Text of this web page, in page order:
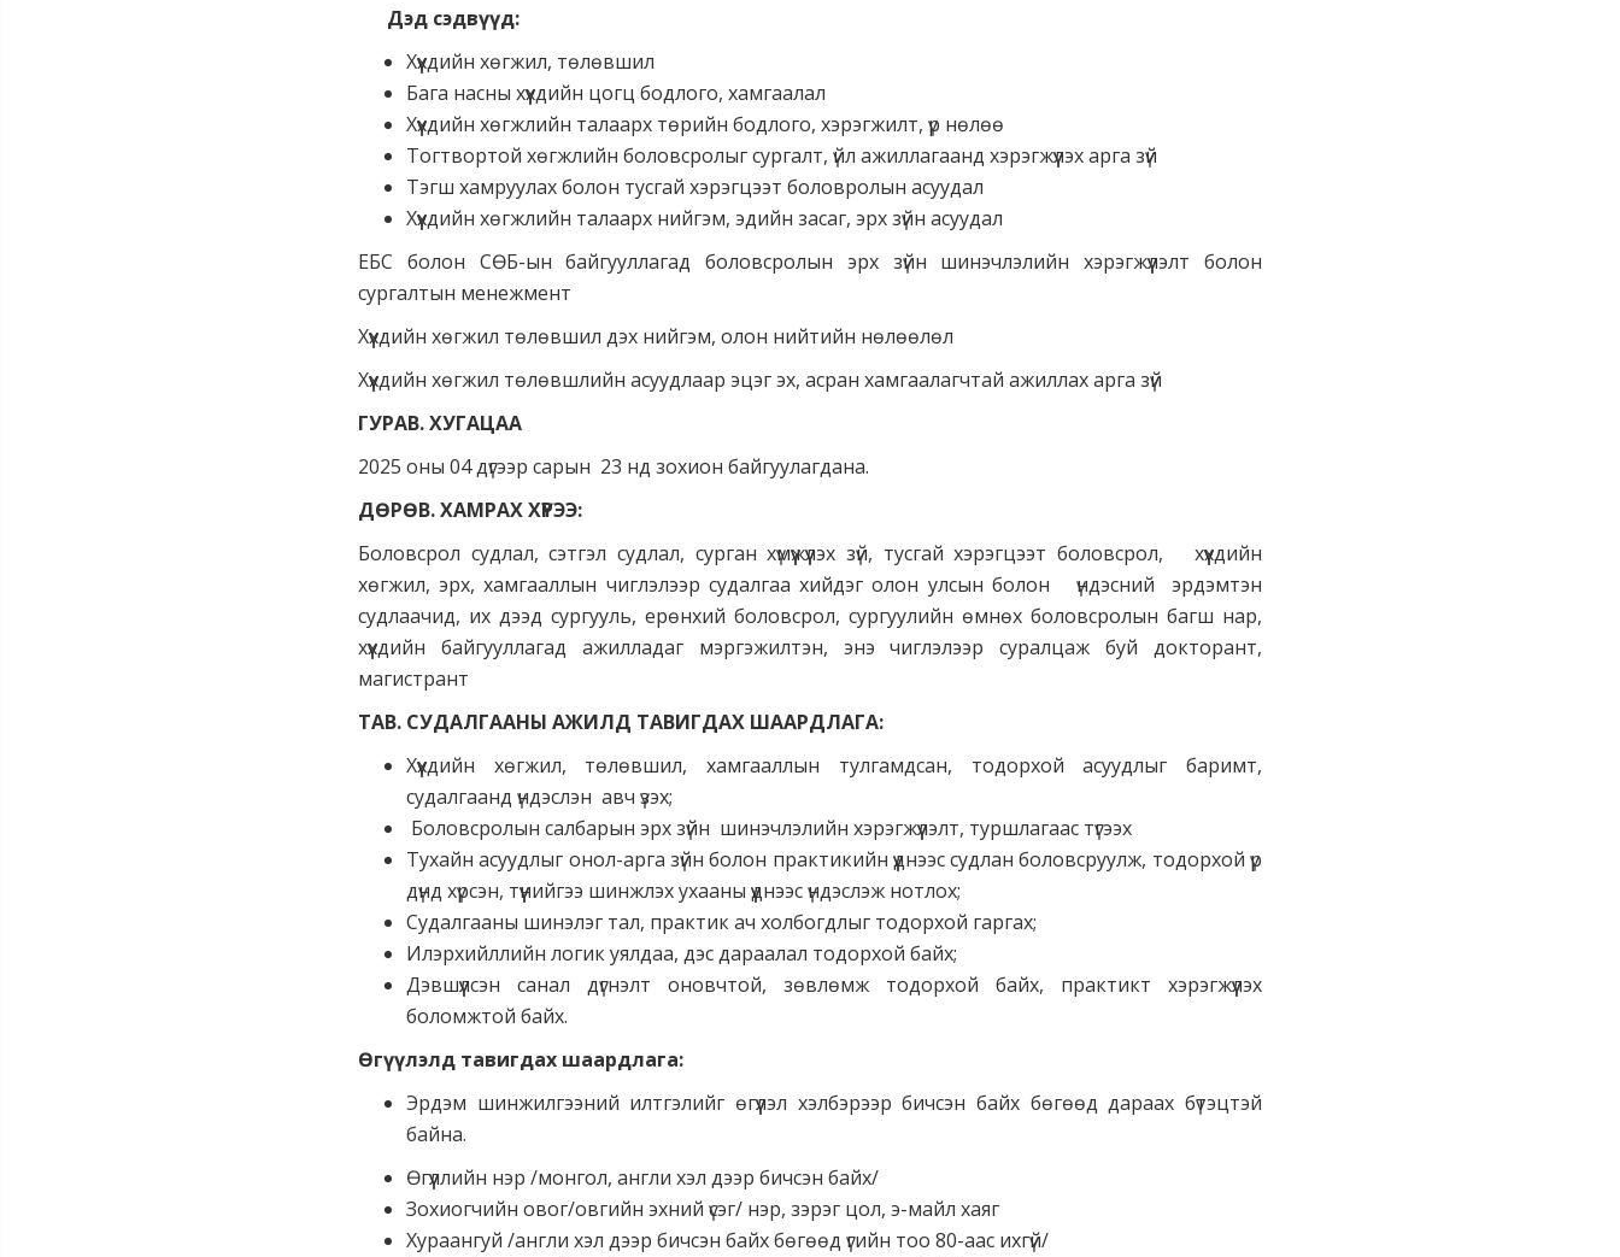
Дэд сэдвүүд:
Хүүхдийн хөгжил, төлөвшил
Бага насны хүүхдийн цогц бодлого, хамгаалал
Хүүхдийн хөгжлийн талаарх төрийн бодлого, хэрэгжилт, үр нөлөө
Тогтвортой хөгжлийн боловсролыг сургалт, үйл ажиллагаанд хэрэгжүүлэх арга зүй
Тэгш хамруулах болон тусгай хэрэгцээт боловролын асуудал
Хүүхдийн хөгжлийн талаарх нийгэм, эдийн засаг, эрх зүйн асуудал
ЕБС болон СӨБ-ын байгууллагад боловсролын эрх зүйн шинэчлэлийн хэрэгжүүлэлт болон
сургалтын менежмент
Хүүхдийн хөгжил төлөвшил дэх нийгэм, олон нийтийн нөлөөлөл
Хүүхдийн хөгжил төлөвшлийн асуудлаар эцэг эх, асран хамгаалагчтай ажиллах арга зүй
ГУРАВ. ХУГАЦАА
2025 оны 04 дүгээр сарын 23 нд зохион байгуулагдана.
ДӨРӨВ. ХАМРАХ ХҮРЭЭ:
Боловсрол судлал, сэтгэл судлал, сурган хүмүүжүүлэх зүй, тусгай хэрэгцээт боловсрол, хүүхдийн
хөгжил, эрх, хамгааллын чиглэлээр судалгаа хийдэг олон улсын болон үндэсний эрдэмтэн
судлаачид, их дээд сургууль, ерөнхий боловсрол, сургуулийн өмнөх боловсролын багш нар,
хүүхдийн байгууллагад ажилладаг мэргэжилтэн, энэ чиглэлээр суралцаж буй докторант,
магистрант
ТАВ. СУДАЛГААНЫ АЖИЛД ТАВИГДАХ ШААРДЛАГА:
Хүүхдийн хөгжил, төлөвшил, хамгааллын тулгамдсан, тодорхой асуудлыг баримт,
судалгаанд үндэслэн авч үзэх;
Боловсролын салбарын эрх зүйн шинэчлэлийн хэрэгжүүлэлт, туршлагаас түгээх
Тухайн асуудлыг онол-арга зүйн болон практикийн үүднээс судлан боловсруулж, тодорхой үр
дүнд хүрсэн, түүнийгээ шинжлэх ухааны үүднээс үндэслэж нотлох;
Судалгааны шинэлэг тал, практик ач холбогдлыг тодорхой гаргах;
Илэрхийллийн логик уялдаа, дэс дараалал тодорхой байх;
Дэвшүүлсэн санал дүгнэлт оновчтой, зөвлөмж тодорхой байх, практикт хэрэгжүүлэх
боломжтой байх.
Өгүүлэлд тавигдах шаардлага:
Эрдэм шинжилгээний илтгэлийг өгүүлэл хэлбэрээр бичсэн байх бөгөөд дараах бүтэцтэй
байна.
Өгүүллийн нэр /монгол, англи хэл дээр бичсэн байх/
Зохиогчийн овог/овгийн эхний үсэг/ нэр, зэрэг цол, э-майл хаяг
Хураангуй /англи хэл дээр бичсэн байх бөгөөд үгийн тоо 80-аас ихгүй/